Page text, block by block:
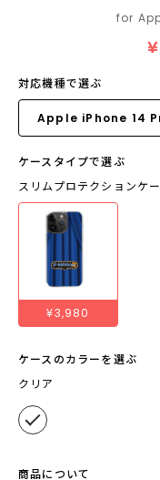
for
対応機種で選ぶ
ケースタイプで選ぶ
スリムプロテクションケ
¥3,980
ケースのカラーを選ぶ
クリア
商品について